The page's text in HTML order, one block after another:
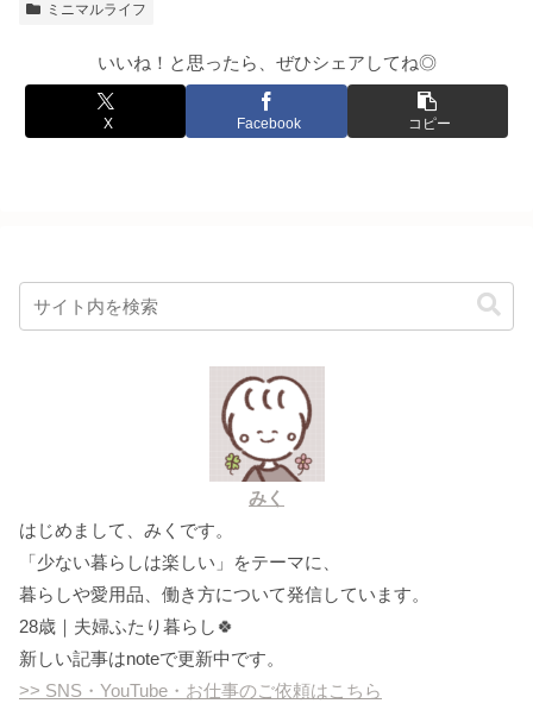
ミニマルライフ
いいね！と思ったら、ぜひシェアしてね◎
X Facebook コピー
みく
はじめまして、みくです。
「少ない暮らしは楽しい」をテーマに、
暮らしや愛用品、働き方について発信しています。
28歳｜夫婦ふたり暮らし🍀
新しい記事はnoteで更新中です。
>> SNS・YouTube・お仕事のご依頼はこちら